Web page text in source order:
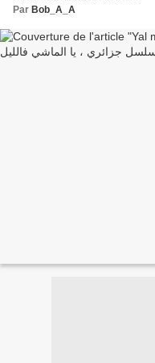
Par Bob_A_A